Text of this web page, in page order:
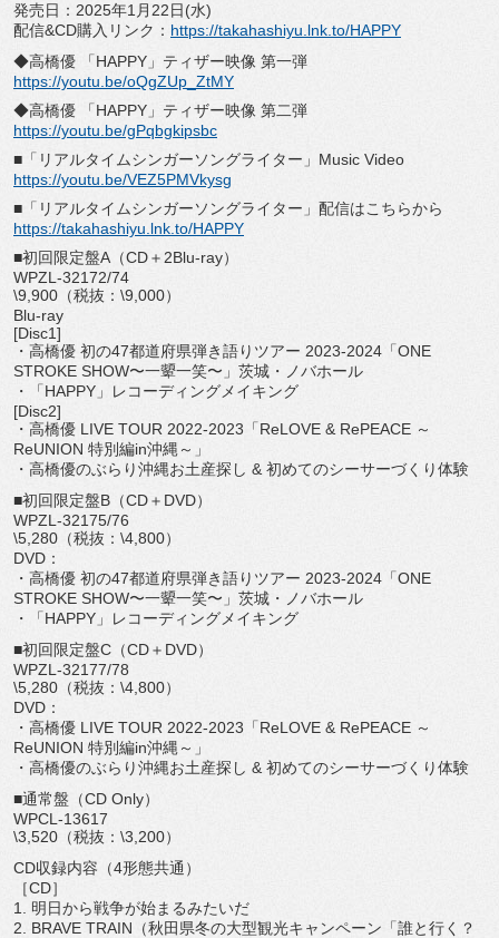
発売日：2025年1月22日(水)
配信&CD購入リンク： https://takahashiyu.lnk.to/HAPPY
◆高橋優 「HAPPY」ティザー映像 第一弾
https://youtu.be/oQgZUp_ZtMY
◆高橋優 「HAPPY」ティザー映像 第二弾
https://youtu.be/gPqbgkipsbc
■「リアルタイムシンガーソングライター」Music Video
https://youtu.be/VEZ5PMVkysg
■「リアルタイムシンガーソングライター」配信はこちらから
https://takahashiyu.lnk.to/HAPPY
■初回限定盤A（CD＋2Blu-ray）
WPZL-32172/74
\9,900（税抜：\9,000）
Blu-ray
[Disc1]
・高橋優 初の47都道府県弾き語りツアー 2023-2024「ONE
STROKE SHOW〜一顰一笑〜」茨城・ノバホール
・「HAPPY」レコーディングメイキング
[Disc2]
・高橋優 LIVE TOUR 2022-2023「ReLOVE & RePEACE ～
ReUNION 特別編in沖縄～」
・高橋優のぶらり沖縄お土産探し & 初めてのシーサーづくり体験
■初回限定盤B（CD＋DVD）
WPZL-32175/76
\5,280（税抜：\4,800）
DVD：
・高橋優 初の47都道府県弾き語りツアー 2023-2024「ONE
STROKE SHOW〜一顰一笑〜」茨城・ノバホール
・「HAPPY」レコーディングメイキング
■初回限定盤C（CD＋DVD）
WPZL-32177/78
\5,280（税抜：\4,800）
DVD：
・高橋優 LIVE TOUR 2022-2023「ReLOVE & RePEACE ～
ReUNION 特別編in沖縄～」
・高橋優のぶらり沖縄お土産探し & 初めてのシーサーづくり体験
■通常盤（CD Only）
WPCL-13617
\3,520（税抜：\3,200）
CD収録内容（4形態共通）
［CD］
1. 明日から戦争が始まるみたいだ
2. BRAVE TRAIN（秋田県冬の大型観光キャンペーン「誰と行く？